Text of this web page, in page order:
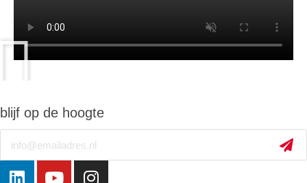
blijf op de hoogte